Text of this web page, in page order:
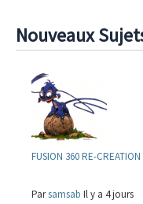
Nouveaux
FUSION 360 RE-
Parsamsab Il y a 4 jours